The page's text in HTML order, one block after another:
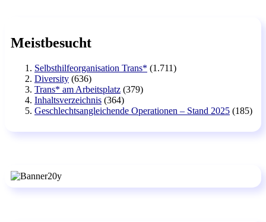
Meistbesucht
Selbsthilfeorganisation Trans* (1.711)
Diversity (636)
Trans* am Arbeitsplatz (379)
Inhaltsverzeichnis (364)
Geschlechtsangleichende Operationen – Stand 2025 (185)